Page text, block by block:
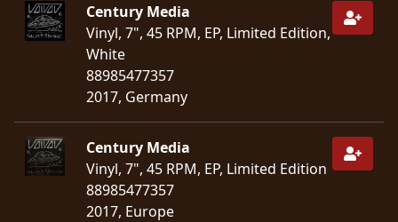
CREDITS
CHOISIR
UN
THÈME
Century Media
Vinyl, 7", 45 RPM, EP, Limited Edition,
White
88985477357
2017, Germany
Century Media
Vinyl, 7", 45 RPM, EP, Limited Edition
88985477357
2017, Europe